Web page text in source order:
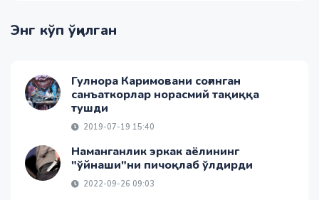
Энг кўп ўқилган
Гулнора Каримовани соғинган
санъаткорлар норасмий тақиққа
тушди
2019-07-19 15:40
Наманганлик эркак аёлининг
"ўйнаши"ни пичоқлаб ўлдирди
2022-09-26 09:03